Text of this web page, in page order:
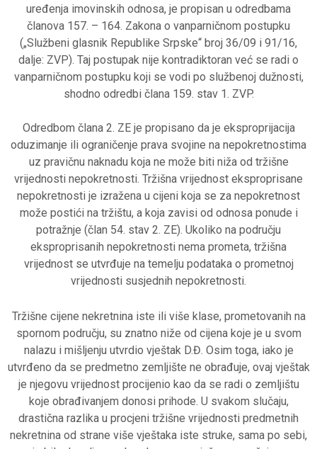
uređenja imovinskih odnosa, je propisan u odredbama
članova 157. – 164. Zakona o vanparničnom postupku
(„Službeni glasnik Republike Srpske“ broj 36/09 i 91/16,
dalje: ZVP). Taj postupak nije kontradiktoran već se radi o
vanparničnom postupku koji se vodi po službenoj dužnosti,
shodno odredbi člana 159. stav 1. ZVP.
Odredbom člana 2. ZE je propisano da je eksproprijacija
oduzimanje ili ograničenje prava svojine na nepokretnostima
uz pravičnu naknadu koja ne može biti niža od tržišne
vrijednosti nepokretnosti. Tržišna vrijednost eksproprisane
nepokretnosti je izražena u cijeni koja se za nepokretnost
može postići na tržištu, a koja zavisi od odnosa ponude i
potražnje (član 54. stav 2. ZE). Ukoliko na području
eksproprisanih nepokretnosti nema prometa, tržišna
vrijednost se utvrđuje na temelju podataka o prometnoj
vrijednosti susjednih nepokretnosti.
Tržišne cijene nekretnina iste ili više klase, prometovanih na
spornom području, su znatno niže od cijena koje je u svom
nalazu i mišljenju utvrdio vještak D.Đ. Osim toga, iako je
utvrđeno da se predmetno zemljište ne obrađuje, ovaj vještak
je njegovu vrijednost procijenio kao da se radi o zemljištu
koje obrađivanjem donosi prihode. U svakom slučaju,
drastična razlika u procjeni tržišne vrijednosti predmetnih
nekretnina od strane više vještaka iste struke, sama po sebi,